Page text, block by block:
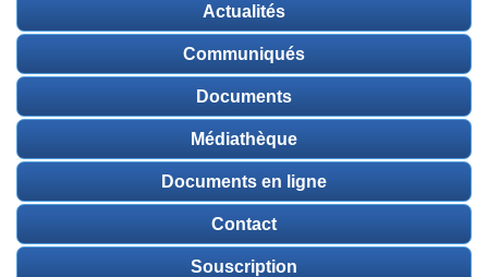
Actualités
Communiqués
Documents
Médiathèque
Documents en ligne
Contact
Souscription